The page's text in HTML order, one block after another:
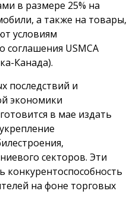
в размере 25% на
а также на товары,
условиям
соглашения USMCA
Канада).
последствий и
экономики
в мае издать
секторов. Эти
на фоне торговых